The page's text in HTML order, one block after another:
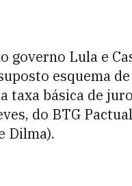
governo Lula e
esquema de
taxa básica de
do BTG
Dilma).